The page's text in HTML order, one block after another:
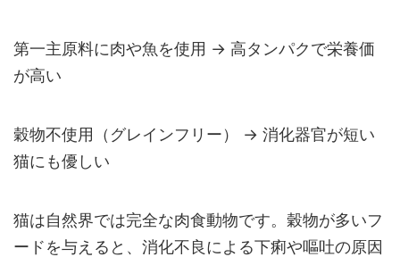
第一主原料に肉や魚を使用 → 高タンパクで栄養価
が高い
穀物不使用（グレインフリー） → 消化器官が短い
猫にも優しい
猫は自然界では完全な肉食動物です。穀物が多いフ
ードを与えると、消化不良による下痢や嘔吐の原因